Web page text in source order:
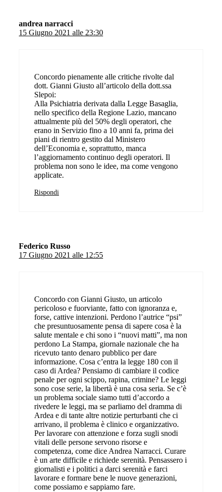
andrea narracci
15 Giugno 2021 alle 23:30
Concordo pienamente alle critiche rivolte dal
dott. Gianni Giusto all’articolo della dott.ssa
Slepoi:
Alla Psichiatria derivata dalla Legge Basaglia,
nello specifico della Regione Lazio, mancano
attualmente più del 50% degli operatori, che
erano in Servizio fino a 10 anni fa, prima dei
piani di rientro gestito dal Ministero
dell’Economia e, soprattutto, manca
l’aggiornamento continuo degli operatori. Il
problema non sono le idee, ma come vengono
applicate.
Rispondi
Federico Russo
17 Giugno 2021 alle 12:55
Concordo con Gianni Giusto, un articolo
pericoloso e fuorviante, fatto con ignoranza e,
forse, cattive intenzioni. Perdono l’autrice “psi”
che presuntuosamente pensa di sapere cosa è la
salute mentale e chi sono i “nuovi matti”, ma non
perdono La Stampa, giornale nazionale che ha
ricevuto tanto denaro pubblico per dare
informazione. Cosa c’entra la legge 180 con il
caso di Ardea? Pensiamo di cambiare il codice
penale per ogni scippo, rapina, crimine? Le leggi
sono cose serie, la libertà è una cosa seria. Se c’è
un problema sociale siamo tutti d’accordo a
rivedere le leggi, ma se parliamo del dramma di
Ardea e di tante altre notizie perturbanti che ci
arrivano, il problema è clinico e organizzativo.
Per lavorare con attenzione e forza sugli snodi
vitali delle persone servono risorse e
competenza, come dice Andrea Narracci. Curare
è un arte difficile e richiede serenità. Pensassero i
giornalisti e i politici a darci serenità e farci
lavorare e formare bene le nuove generazioni,
come possiamo e sappiamo fare.